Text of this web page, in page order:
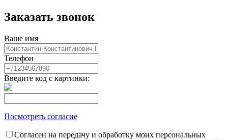
Заказать звонок
Ваше имя
Телефон
Введите код с картинки:
Посмотреть согласие
Согласен на передачу и обработку моих персональных